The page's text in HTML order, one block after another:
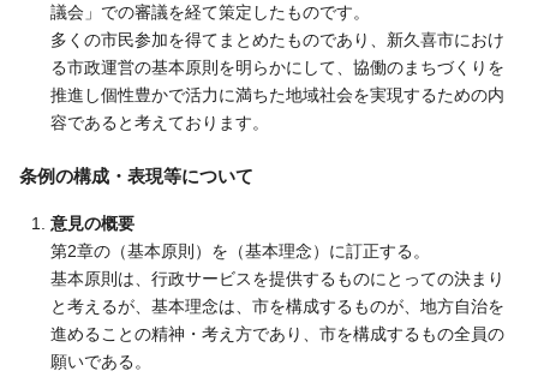
議会」での審議を経て策定したものです。
多くの市民参加を得てまとめたものであり、新久喜市におけ
る市政運営の基本原則を明らかにして、協働のまちづくりを
推進し個性豊かで活力に満ちた地域社会を実現するための内
容であると考えております。
条例の構成・表現等について
意見の概要
第2章の（基本原則）を（基本理念）に訂正する。
基本原則は、行政サービスを提供するものにとっての決まり
と考えるが、基本理念は、市を構成するものが、地方自治を
進めることの精神・考え方であり、市を構成するもの全員の
願いである。